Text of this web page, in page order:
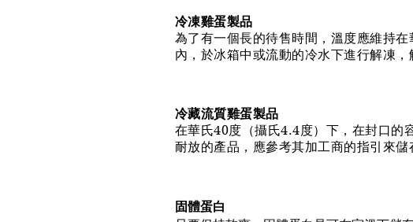
冷凍雞蛋製品
為了有一個長的待售時間，溫度應維持
內，於冰箱中或流動的冷水下進行解凍，
冷藏流質雞蛋製品
在華氏40度（攝氏4.4度）下，在封口的
耐放的產品，應參考其加工商的指引來儲
固體蛋白